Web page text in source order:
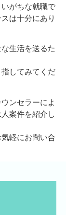
がちな就職で
は十分にあり
生活を送るた
してみてくだ
ンセラーによ
案件を紹介し
軽にお問い合